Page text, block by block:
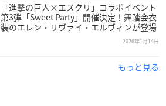
「進撃の巨人×エスクリ」コラボイベント
第3弾「Sweet Party」開催決定！舞踏会衣
装のエレン・リヴァイ・エルヴィンが登場
2026年1月14日
もっと見る